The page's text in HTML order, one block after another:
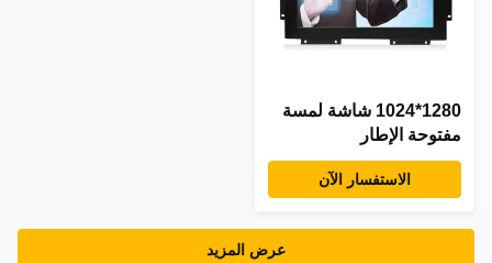
1280*1024 شاشة لمسة
مفتوحة الإطار
الاستفسار الآن
عرض المزيد